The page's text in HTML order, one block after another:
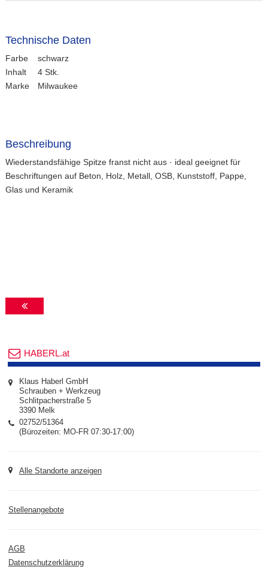
Technische Daten
Farbe
Inhalt
Marke
schwarz
4 Stk.
Milwaukee
Beschreibung
Wiederstandsfähige Spitze franst nicht aus · ideal geeignet für
Beschriftungen auf Beton, Holz, Metall, OSB, Kunststoff, Pappe,
Glas und Keramik
HABERL.at
Klaus Haberl GmbH
Schrauben + Werkzeug
Schlitpacherstraße 5
3390 Melk
02752/51364
(Bürozeiten: MO-FR 07:30-17:00)
Alle Standorte anzeigen
Stellenangebote
AGB
Datenschutzerklärung